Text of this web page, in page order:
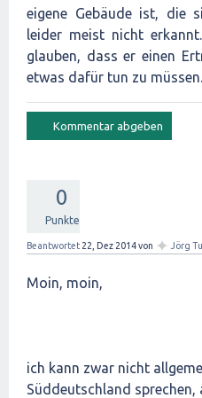
eigene Gebäude ist, die
leider meist nicht
glauben, dass er einen
etwas dafür tun zu müssen.
0
Punkte
Beantwortet 22, Dez 2014von ✦ Jörg
Moin, moin,
ich kann zwar nicht
Süddeutschland sprechen,